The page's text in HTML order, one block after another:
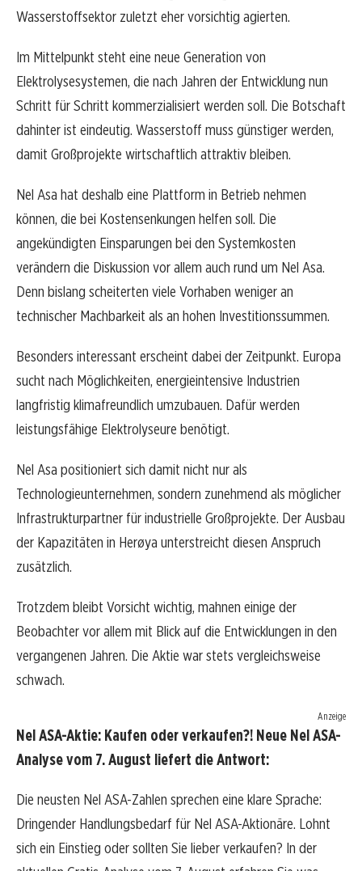
Wasserstoffsektor zuletzt eher vorsichtig agierten.
Im Mittelpunkt steht eine neue Generation von
Elektrolysesystemen, die nach Jahren der Entwicklung nun
Schritt für Schritt kommerzialisiert werden soll. Die Botschaft
dahinter ist eindeutig. Wasserstoff muss günstiger werden,
damit Großprojekte wirtschaftlich attraktiv bleiben.
Nel Asa hat deshalb eine Plattform in Betrieb nehmen
können, die bei Kostensenkungen helfen soll. Die
angekündigten Einsparungen bei den Systemkosten
verändern die Diskussion vor allem auch rund um Nel Asa.
Denn bislang scheiterten viele Vorhaben weniger an
technischer Machbarkeit als an hohen Investitionssummen.
Besonders interessant erscheint dabei der Zeitpunkt. Europa
sucht nach Möglichkeiten, energieintensive Industrien
langfristig klimafreundlich umzubauen. Dafür werden
leistungsfähige Elektrolyseure benötigt.
Nel Asa positioniert sich damit nicht nur als
Technologieunternehmen, sondern zunehmend als möglicher
Infrastrukturpartner für industrielle Großprojekte. Der Ausbau
der Kapazitäten in Herøya unterstreicht diesen Anspruch
zusätzlich.
Trotzdem bleibt Vorsicht wichtig, mahnen einige der
Beobachter vor allem mit Blick auf die Entwicklungen in den
vergangenen Jahren. Die Aktie war stets vergleichsweise
schwach.
Anzeige
Nel ASA-Aktie: Kaufen oder verkaufen?! Neue Nel ASA-
Analyse vom 7. August liefert die Antwort:
Die neusten Nel ASA-Zahlen sprechen eine klare Sprache:
Dringender Handlungsbedarf für Nel ASA-Aktionäre. Lohnt
sich ein Einstieg oder sollten Sie lieber verkaufen? In der